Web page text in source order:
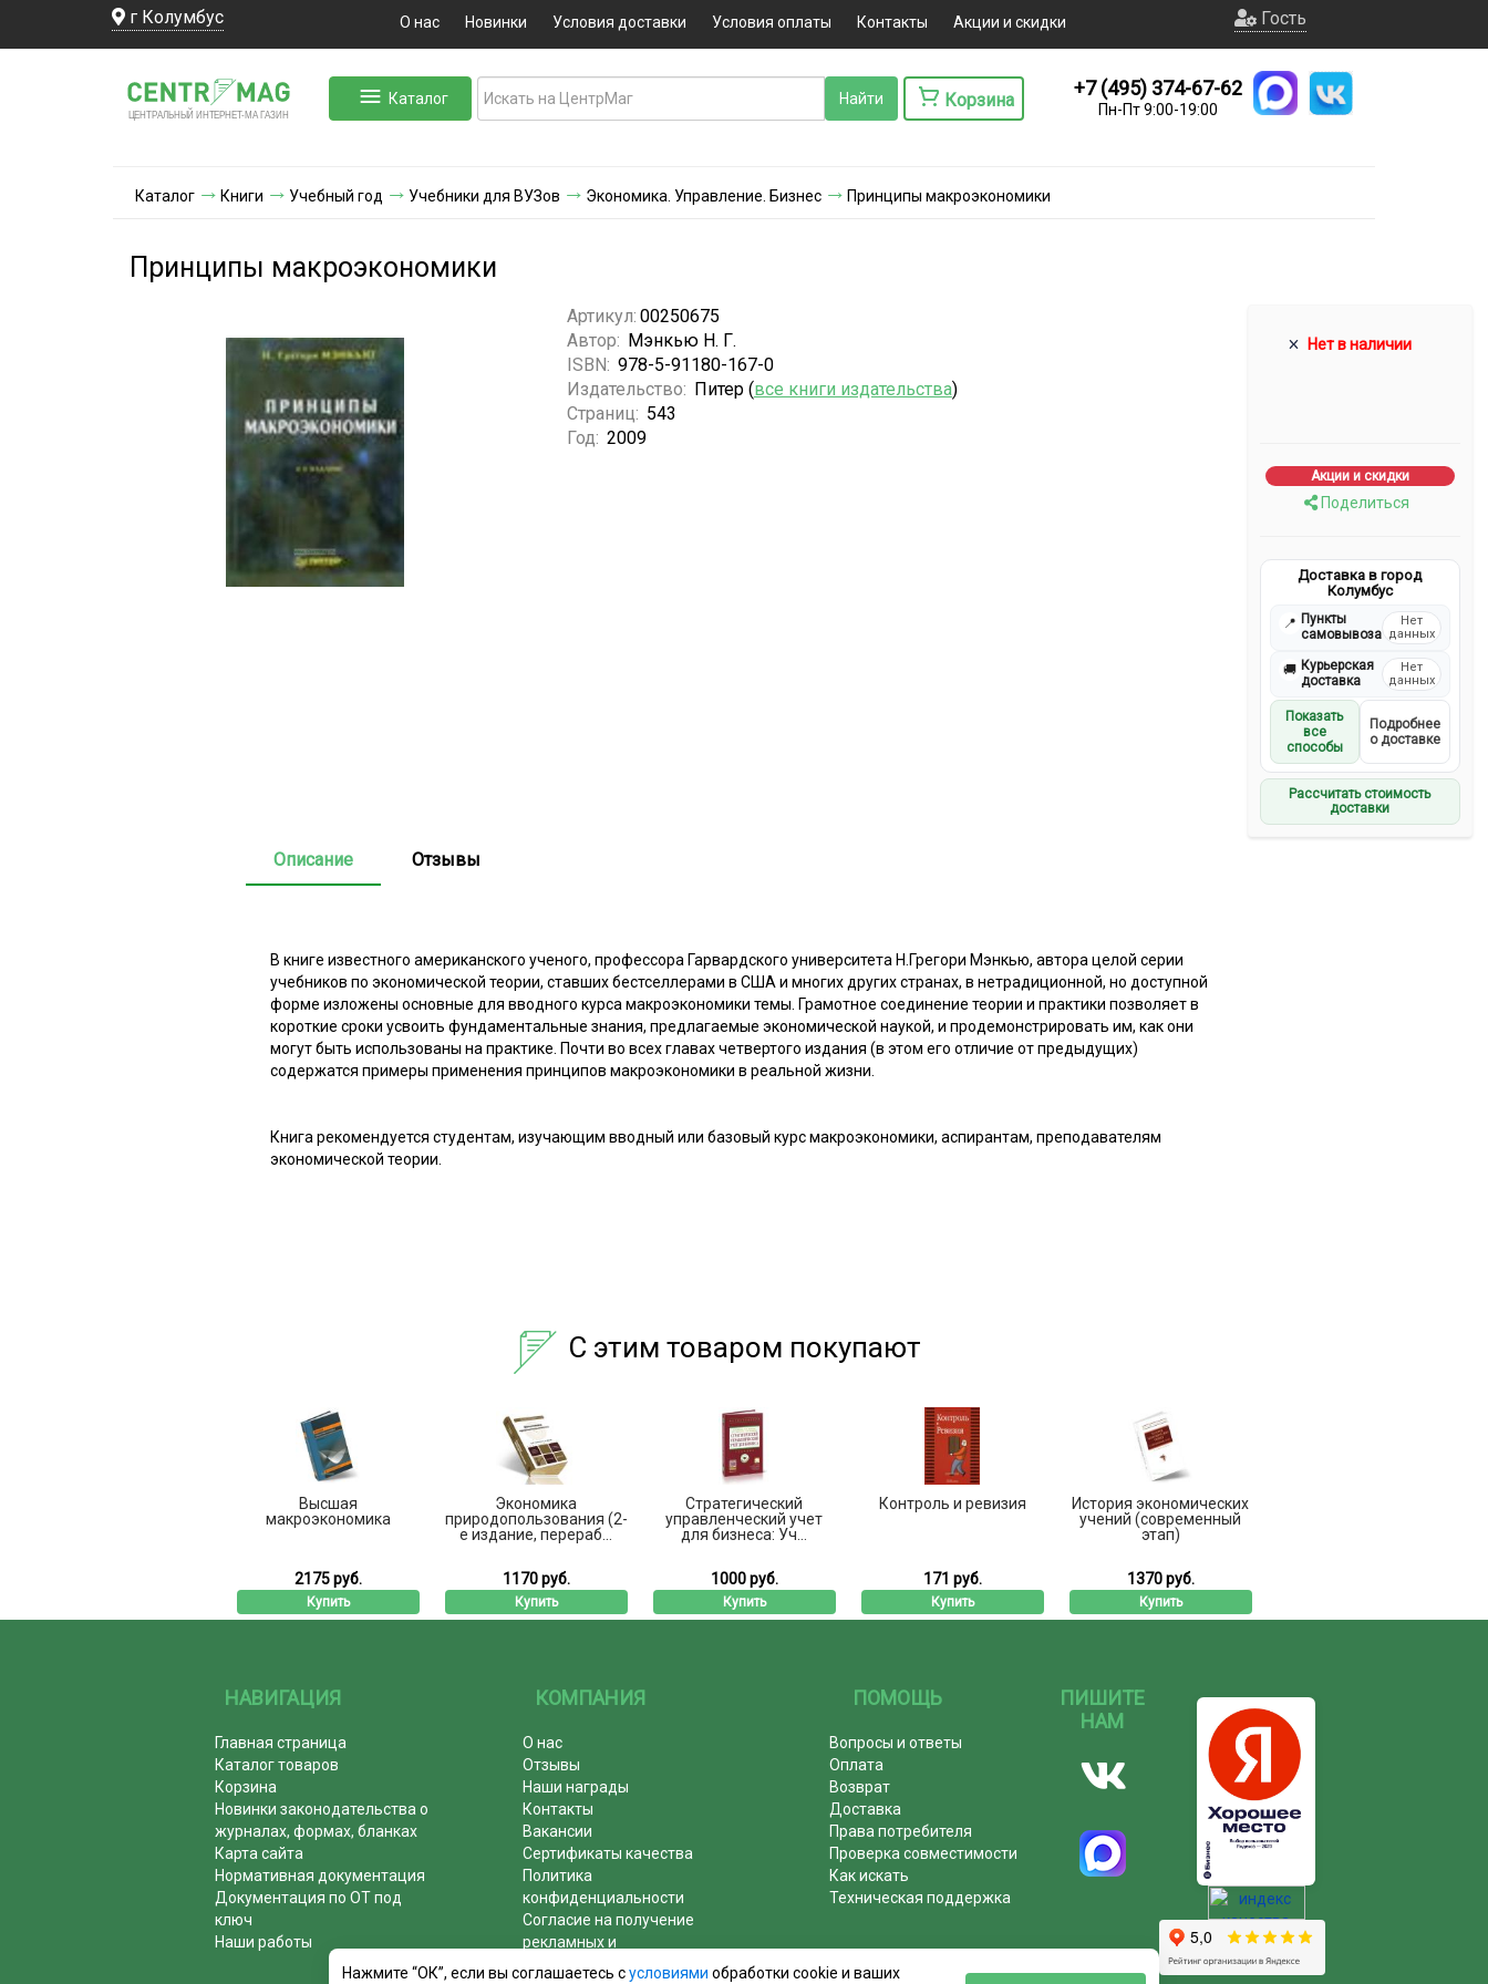
г Колумбус О нас Новинки Условия доставки Условия оплаты Контакты Акции и скидки Гость
ЦЕНТРАЛЬНЫЙ ИНТЕРНЕТ-МА ГАЗИН
Каталог Корзина
+7 (495) 374-67-62
Пн-Пт 9:00-19:00
Каталог Книги Учебный год Учебники для ВУЗов Экономика. Управление. Бизнес Принципы макроэкономики
Принципы макроэкономики
Нет в наличии
Акции и скидки
Поделиться
Доставка в город
Колумбус
📍 Пункты
самовывоза
Нет
данных
🚚 Курьерская
доставка
Нет
данных
Показать
все
способы
Подробнее
о доставке
Рассчитать стоимость
доставки
Артикул: 00250675
Автор: Мэнкью Н. Г.
ISBN: 978-5-91180-167-0
Издательство: Питер (все книги издательства)
Страниц: 543
Год: 2009
Описание Отзывы
В книге известного американского ученого, профессора Гарвардского университета Н.Грегори Мэнкью, автора целой серии
учебников по экономической теории, ставших бестселлерами в США и многих других странах, в нетрадиционной, но доступной
форме изложены основные для вводного курса макроэкономики темы. Грамотное соединение теории и практики позволяет в
короткие сроки усвоить фундаментальные знания, предлагаемые экономической наукой, и продемонстрировать им, как они
могут быть использованы на практике. Почти во всех главах четвертого издания (в этом его отличие от предыдущих)
содержатся примеры применения принципов макроэкономики в реальной жизни.
Книга рекомендуется студентам, изучающим вводный или базовый курс макроэкономики, аспирантам, преподавателям
экономической теории.
С этим товаром покупают
Высшая
макроэкономика
2175 руб.
Купить
Экономика
природопользования (2-
е издание, перераб...
1170 руб.
Купить
Стратегический
управленческий учет
для бизнеса: Уч...
1000 руб.
Купить
Контроль и ревизия
171 руб.
Купить
История экономических
учений (современный
этап)
1370 руб.
Купить
НАВИГАЦИЯ
Главная страница
Каталог товаров
Корзина
Новинки законодательства о
журналах, формах, бланках
Карта сайта
Нормативная документация
Документация по ОТ под
ключ
Наши работы
КОМПАНИЯ
О нас
Отзывы
Наши награды
Контакты
Вакансии
Сертификаты качества
Политика
конфиденциальности
Согласие на получение
рекламных и
информационных рассылок
ПОМОЩЬ
Вопросы и ответы
Оплата
Возврат
Доставка
Права потребителя
Проверка совместимости
Как искать
Техническая поддержка
ПИШИТЕ
НАМ
Нажмите “ОК”, если вы соглашаетесь сусловиями обработки cookie и ваших